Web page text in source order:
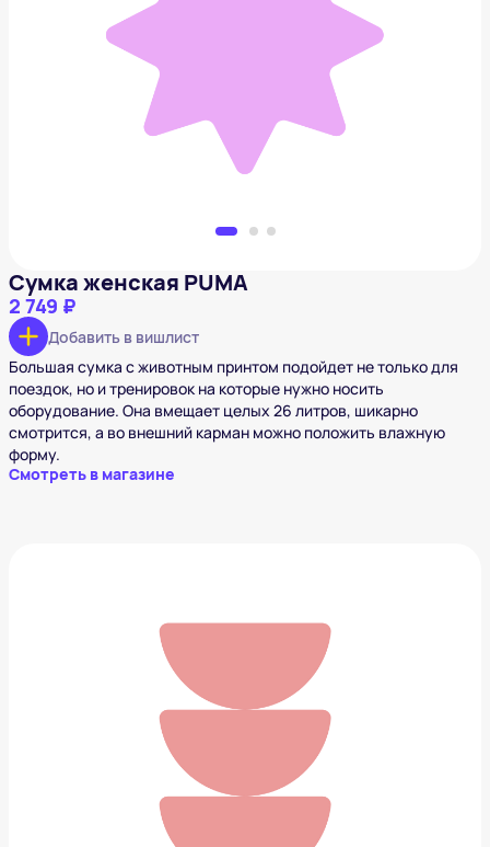
Сумка женская PUMA
2 749 ₽
Добавить в вишлист
Большая сумка с животным принтом подойдет не только для
поездок, но и тренировок на которые нужно носить
оборудование. Она вмещает целых 26 литров, шикарно
смотрится, а во внешний карман можно положить влажную
форму.
Смотреть в магазине
Сумка TORBER Mobi